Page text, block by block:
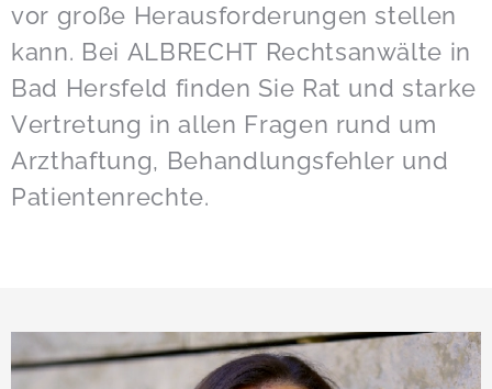
vor große Herausforderungen stellen
kann. Bei ALBRECHT Rechtsanwälte in
Bad Hersfeld finden Sie Rat und starke
Vertretung in allen Fragen rund um
Arzthaftung, Behandlungsfehler und
Patientenrechte.